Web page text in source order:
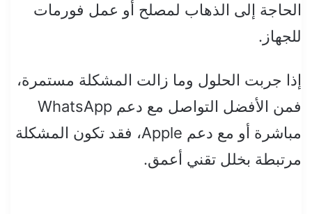
الحاجة إلى الذهاب لمصلح أو عمل فورمات
للجهاز.
إذا جربت الحلول وما زالت المشكلة مستمرة،
فمن الأفضل التواصل مع دعم WhatsApp
مباشرة أو مع دعم Apple، فقد تكون المشكلة
مرتبطة بخلل تقني أعمق.